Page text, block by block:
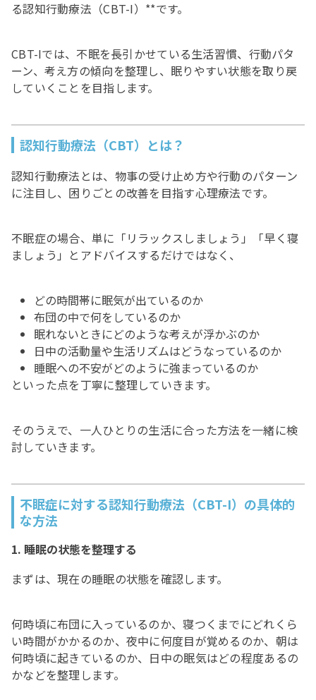
る認知行動療法（CBT-I）**です。
CBT-Iでは、不眠を長引かせている生活習慣、行動パタ
ーン、考え方の傾向を整理し、眠りやすい状態を取り戻
していくことを目指します。
認知行動療法（CBT）とは？
認知行動療法とは、物事の受け止め方や行動のパターン
に注目し、困りごとの改善を目指す心理療法です。
不眠症の場合、単に「リラックスしましょう」「早く寝
ましょう」とアドバイスするだけではなく、
どの時間帯に眠気が出ているのか
布団の中で何をしているのか
眠れないときにどのような考えが浮かぶのか
日中の活動量や生活リズムはどうなっているのか
睡眠への不安がどのように強まっているのか
といった点を丁寧に整理していきます。
そのうえで、一人ひとりの生活に合った方法を一緒に検
討していきます。
不眠症に対する認知行動療法（CBT-I）の具体的
な方法
1. 睡眠の状態を整理する
まずは、現在の睡眠の状態を確認します。
何時頃に布団に入っているのか、寝つくまでにどれくら
い時間がかかるのか、夜中に何度目が覚めるのか、朝は
何時頃に起きているのか、日中の眠気はどの程度あるの
かなどを整理します。